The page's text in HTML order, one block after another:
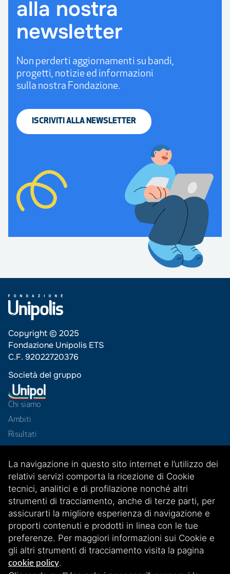
alla nostra
newsletter
Non perderti aggiornamenti su bandi,
progetti, notizie ed informazioni
sulla nostra Fondazione.
ISCRIVITI ALLA NEWSLETTER
Copyright © 2025
Fondazione Unipolis ETS
C.F. 92022720376
Società del gruppo
Chi siamo
Ambiti
Risultati
News
Contatti
Reti
La navigazione in questo sito internet e l’utilizzo dei
relativi servizi comporta la ricezione di Cookie
tecnici, analitici e di profilazione nonché altri
strumenti di tracciamento, anche di terze parti, per
assicurarti la migliore esperienza di navigazione e
proporti contenuti e prodotti in linea con le tue
preferenze. Per maggiori informazioni sui Cookie e
gli altri strumenti di tracciamento visita la pagina
cookie policy.